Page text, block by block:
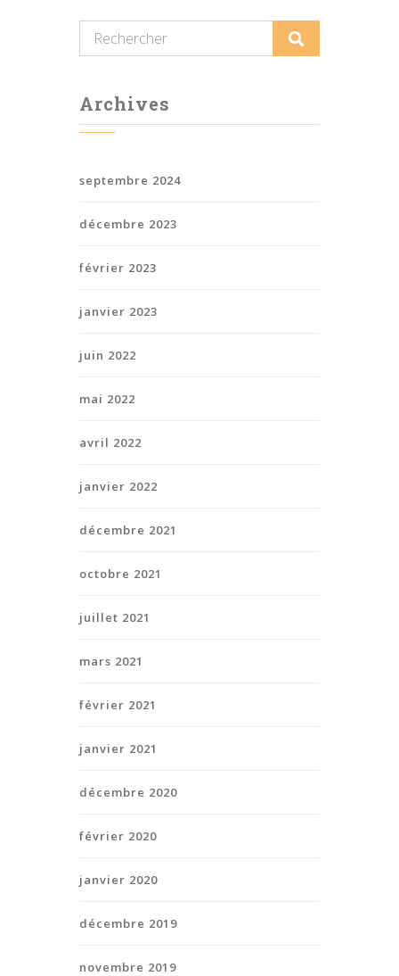
Archives
septembre 2024
décembre 2023
février 2023
janvier 2023
juin 2022
mai 2022
avril 2022
janvier 2022
décembre 2021
octobre 2021
juillet 2021
mars 2021
février 2021
janvier 2021
décembre 2020
février 2020
janvier 2020
décembre 2019
novembre 2019